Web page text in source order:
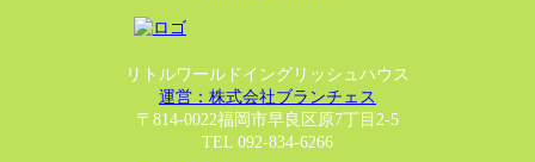
リトルワールドイングリッシュハウス
運営：株式会社ブランチェス
〒814-0022福岡市早良区原7丁目2-5
TEL 092-834-6266